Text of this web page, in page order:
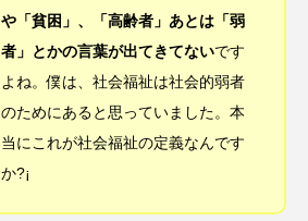
や「貧困」、「高齢者」あとは「弱
者」とかの言葉が出てきてないです
よね。僕は、社会福祉は社会的弱者
のためにあると思っていました。本
当にこれが社会福祉の定義なんです
か?¡